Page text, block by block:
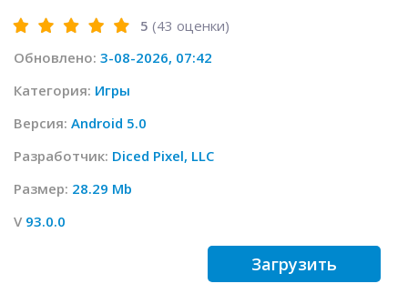
5 (43 оценки)
Обновлено: 3-08-2026, 07:42
Категория: Игры
Версия: Android 5.0
Разработчик: Diced Pixel, LLC
Размер: 28.29 Mb
V 93.0.0
Загрузить